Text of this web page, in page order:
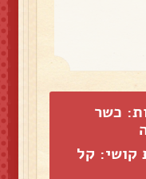
כשר
קושי: קל